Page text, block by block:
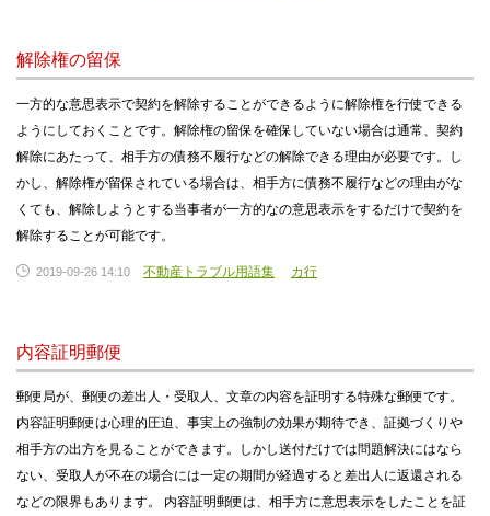
解除権の留保
一方的な意思表示で契約を解除することができるように解除権を行使できる
ようにしておくことです。解除権の留保を確保していない場合は通常、契約
解除にあたって、相手方の債務不履行などの解除できる理由が必要です。し
かし、解除権が留保されている場合は、相手方に債務不履行などの理由がな
くても、解除しようとする当事者が一方的なの意思表示をするだけで契約を
解除することが可能です。
2019-09-26 14:10 不動産トラブル用語集 カ行
内容証明郵便
郵便局が、郵便の差出人・受取人、文章の内容を証明する特殊な郵便です。
内容証明郵便は心理的圧迫、事実上の強制の効果が期待でき、証拠づくりや
相手方の出方を見ることができます。しかし送付だけでは問題解決にはなら
ない、受取人が不在の場合には一定の期間が経過すると差出人に返還される
などの限界もあります。 内容証明郵便は、相手方に意思表示をしたことを証